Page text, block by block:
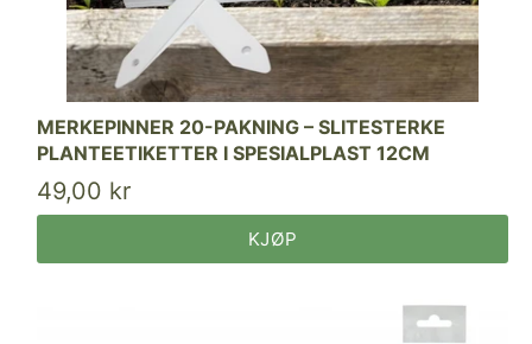
MERKEPINNER 20-PAKNING – SLITESTERKE
PLANTEETIKETTER I SPESIALPLAST 12CM
49,00 kr
KJØP